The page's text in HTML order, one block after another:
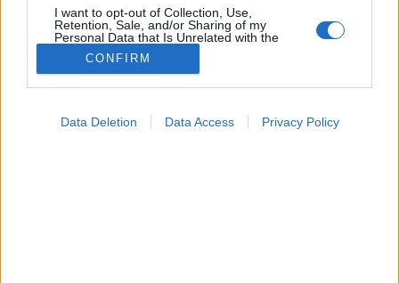
I want to opt-out of Collection, Use,
Retention, Sale, and/or Sharing of my
Personal Data that Is Unrelated with the
Purposes for which it was collected.
Opted Out
CONFIRM
Data Deletion Data Access Privacy Policy